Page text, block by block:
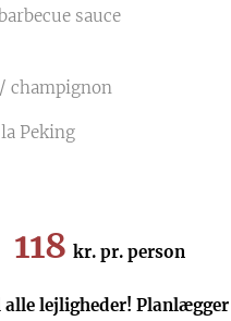
sauce
champignon
a la
118 kr. pr. person
lejligheder! Planlægger